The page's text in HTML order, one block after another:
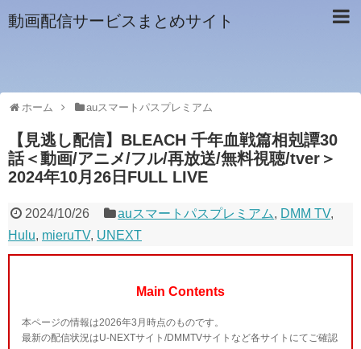
動画配信サービスまとめサイト
ホーム auスマートパスプレミアム
【見逃し配信】BLEACH 千年血戦篇相剋譚30
話＜動画/アニメ/フル/再放送/無料視聴/tver＞
2024年10月26日FULL LIVE
2024/10/26 auスマートパスプレミアム, DMM TV,
Hulu, mieruTV, UNEXT
Main Contents
本ページの情報は2026年3月時点のものです。
最新の配信状況はU-NEXTサイト/DMMTVサイトなど各サイトにてご確認